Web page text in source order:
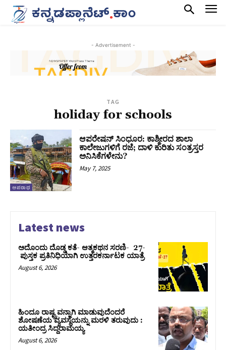
- Advertisement -
TAG
holiday for schools
ಅಪರಾಧ
ಆಪರೇಷನ್‌ ಸಿಂಧೂರ: ಕಾಶ್ಮೀರದ ಶಾಲಾ
ಕಾಲೇಜುಗಳಿಗೆ ರಜೆ; ದಾಳಿ ಕುರಿತು ಸಂತ್ರಸ್ತರ
ಅನಿಸಿಕೆಗಳೇನು?
May 7, 2025
Latest news
ಅದೊಂದು ದೊಡ್ಡ ಕತೆ- ಆತ್ಮಕಥನ ಸರಣಿ- 27-
ಪುಸ್ತಕ ಪ್ರತಿನಿಧಿಯಾಗಿ ಉತ್ತರಕರ್ನಾಟಕ ಯಾತ್ರೆ
August 6, 2026
ಹಿಂದೂ ರಾಷ್ಟ್ರವನ್ನಾಗಿ ಮಾಡುವುದೆಂದರೆ
ಶೋಷಣೆಯ ವ್ಯವಸ್ಥೆಯನ್ನು ಮರಳಿ ತರುವುದು :
ಯತೀಂದ್ರ ಸಿದ್ದರಾಮಯ್ಯ
August 6, 2026